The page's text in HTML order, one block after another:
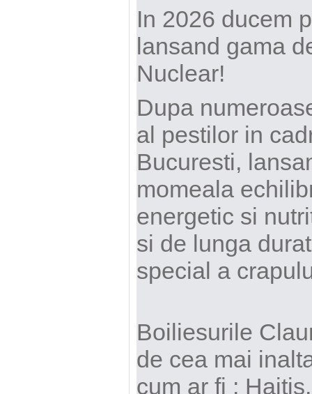
In 2026 ducem
lansand gama
Nuclear!
Dupa
al pestilor in
Bucuresti,
momeala
energetic si
si de lunga
special a
Boiliesurile
de cea mai
cum ar fi :